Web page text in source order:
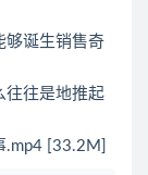
诞生销售奇
往是地推起
[33.2M]